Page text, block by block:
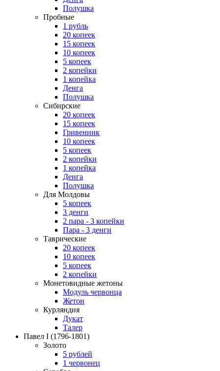
Полушка
Пробные
1 рубль
20 копеек
15 копеек
10 копеек
5 копеек
2 копейки
1 копейка
Денга
Полушка
Сибирские
20 копеек
15 копеек
Гривенник
10 копеек
5 копеек
2 копейки
1 копейка
Денга
Полушка
Для Молдовы
5 копеек
3 денги
2 пара - 3 копейки
Пара - 3 денги
Таврические
20 копеек
10 копеек
5 копеек
2 копейки
Монетовидные жетоны
Модуль червонца
Жетон
Курляндия
Дукат
Талер
Павел I (1796-1801)
Золото
5 рублей
1 червонец